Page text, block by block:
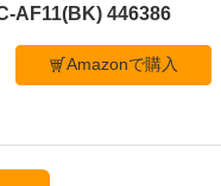
AF11(BK) 446386
Amazonで購入